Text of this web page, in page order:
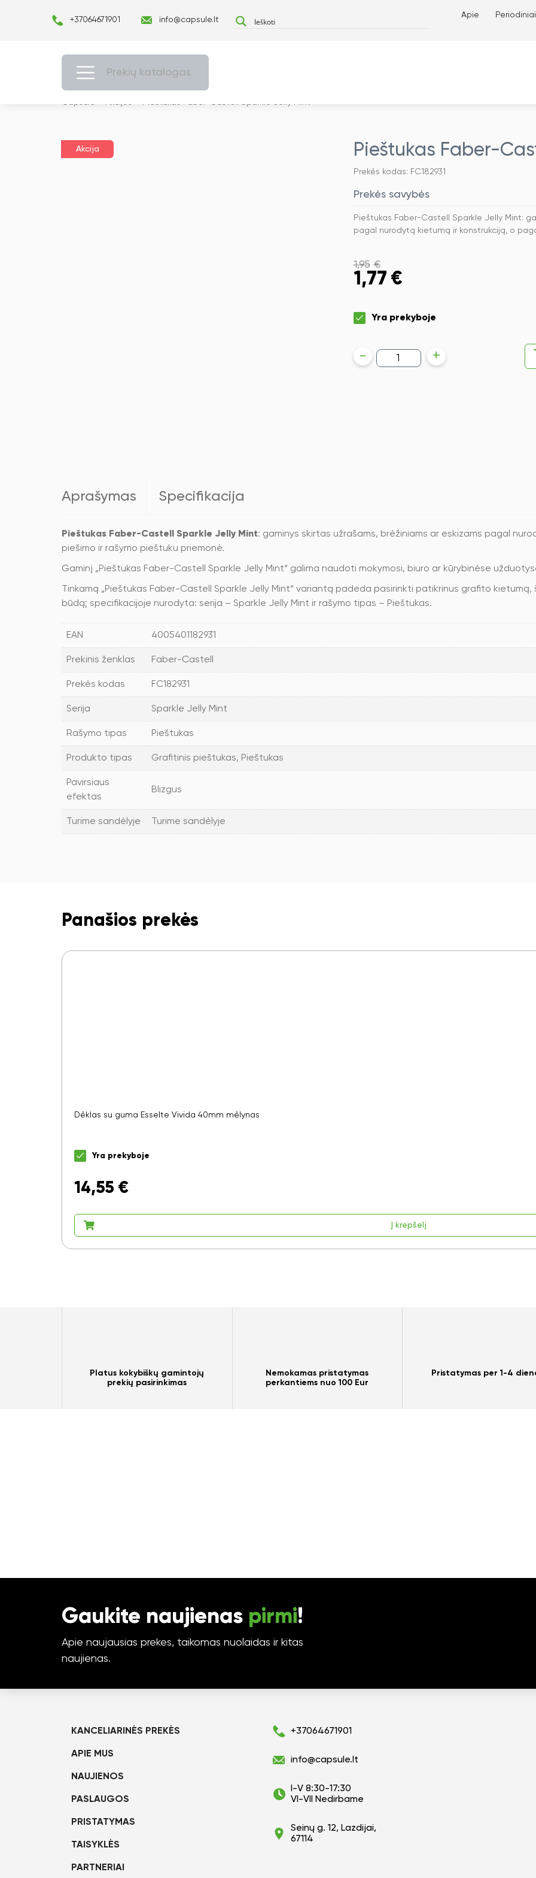
+37064671901 info@capsule.lt
Apie
Prekių katalogas
Capsulė Akcijos Pieštukas Faber-Castell Sparkle Jelly Mint
Akcija Pieštukas Faber-
Prekės kodas: FC182931
Prekės savybės
Pieštukas Faber-Castell Sparkle Jelly Mint:
pagal nurodytą kietumą ir konstrukciją, o
1,95 €
1,77 €
Yra prekyboje
produkto
kiekis:
Pieštukas
- +
Aprašymas Specifikacija
Pieštukas Faber-Castell Sparkle Jelly Mint: gaminys skirtas užrašams, brėžiniams ar eskizams pagal
piešimo ir rašymo pieštuku priemonė.
Gaminį „Pieštukas Faber-Castell Sparkle Jelly Mint“ galima naudoti mokymosi, biuro ar kūrybinėse
Tinkamą „Pieštukas Faber-Castell Sparkle Jelly Mint“ variantą padeda pasirinkti patikrinus grafito
būdą; specifikacijoje nurodyta: serija – Sparkle Jelly Mint ir rašymo tipas – Pieštukas.
EAN 4005401182931
Prekinis ženklas Faber-Castell
Prekės kodas FC182931
Serija Sparkle Jelly Mint
Rašymo tipas Pieštukas
Produkto tipas Grafitinis pieštukas, Pieštukas
Pavirsiaus
efektas
Blizgus
Turime sandėlyje Turime sandėlyje
Panašios prekės
Dėklas su guma Esselte Vivida 40mm mėlynas
Yra prekyboje
14,55 €
Į krepšelį
Platus kokybiškų gamintojų
prekių pasirinkimas
Nemokamas pristatymas
perkantiems nuo 100 Eur
Pristatymas per 1-4
Gaukite naujienas pirmi!
Apie naujausias prekes, taikomas nuolaidas ir kitas
naujienas.
KANCELIARINĖS PREKĖS
APIE MUS
NAUJIENOS
PASLAUGOS
PRISTATYMAS
TAISYKLĖS
PARTNERIAI
+37064671901
info@capsule.lt
I-V 8:30-17:30
VI-VII Nedirbame
Seinų g. 12, Lazdijai,
67114